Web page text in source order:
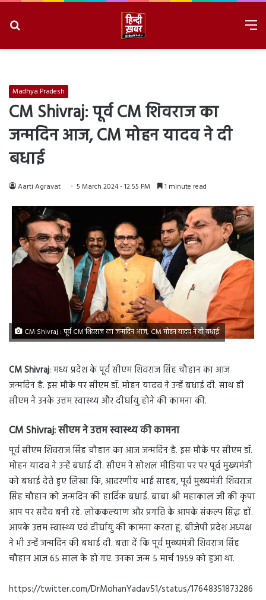
Madhya Pradesh
CM Shivraj: पूर्व CM शिवराज का
जन्मदिन आज, CM मोहन यादव ने दी
बधाई
Aarti Agravat 5 March 2024 - 12:55 PM 1 minute read
CM Shivraj : पूर्व CM शिवराज का जन्मदिन आज, CM मोहन यादव ने दी बधाई
CM Shivraj: मध्य प्रदेश के पूर्व सीएम शिवराज सिंह चौहान का आज
जन्मदिन है. इस मौके पर सीएम डॉ. मोहन यादव ने उन्हें बधाई दी. साथ ही
सीएम ने उनके उत्तम स्वास्थ्य और दीर्घायु होने की कामना की.
CM Shivraj:सीएम ने उत्तम स्वास्थ्य की कामना
पूर्व सीएम शिवराज सिंह चौहान का आज जन्मदिन है. इस मौके पर सीएम डॉ.
मोहन यादव ने उन्हें बधाई दी. सीएम ने सोशल मीडिया पर पर पूर्व मुख्यमंत्री
को बधाई देते हुए लिखा कि, आदरणीय भाई साहब, पूर्व मुख्यमंत्री शिवराज
सिंह चौहान को जन्मदिन की हार्दिक बधाई. बाबा श्री महाकाल जी की कृपा
आप पर सदैव बनी रहे. लोककल्याण और प्रगति के आपके संकल्प सिद्ध हों.
आपके उत्तम स्वास्थ्य एवं दीर्घायु की कामना करता हूं. बीजेपी प्रदेश अध्यक्ष
ने भी उन्हें जन्मदिन की बधाई दी. बता दें कि पूर्व मुख्यमंत्री शिवराज सिंह
चौहान आज 65 साल के हो गए. उनका जन्म 5 मार्च 1959 को हुआ था.
https://twitter.com/DrMohanYadav51/status/17648351873286